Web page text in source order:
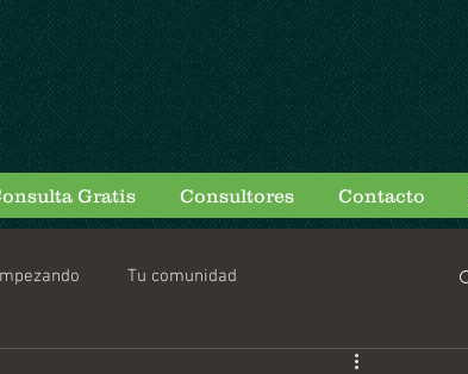
Gratis Consultores Contacto
Tu comunidad